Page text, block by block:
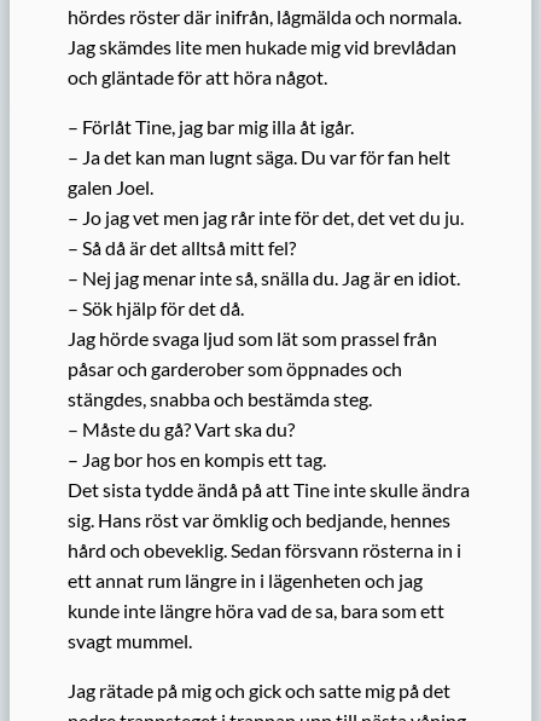
hördes röster där inifrån, lågmälda och normala.
Jag skämdes lite men hukade mig vid brevlådan
och gläntade för att höra något.
– Förlåt Tine, jag bar mig illa åt igår.
– Ja det kan man lugnt säga. Du var för fan helt
galen Joel.
– Jo jag vet men jag rår inte för det, det vet du ju.
– Så då är det alltså mitt fel?
– Nej jag menar inte så, snälla du. Jag är en idiot.
– Sök hjälp för det då.
Jag hörde svaga ljud som lät som prassel från
påsar och garderober som öppnades och
stängdes, snabba och bestämda steg.
– Måste du gå? Vart ska du?
– Jag bor hos en kompis ett tag.
Det sista tydde ändå på att Tine inte skulle ändra
sig. Hans röst var ömklig och bedjande, hennes
hård och obeveklig. Sedan försvann rösterna in i
ett annat rum längre in i lägenheten och jag
kunde inte längre höra vad de sa, bara som ett
svagt mummel.
Jag rätade på mig och gick och satte mig på det